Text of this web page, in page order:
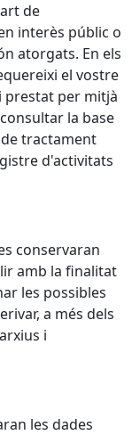
de
interès públic o
atorgats. En els
el vostre
prestat per mitjà
la base
tractament
d'activitats
conservaran
amb la finalitat
les possibles
a més dels
i
les dades